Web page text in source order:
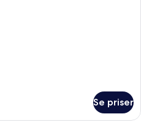
Se priser